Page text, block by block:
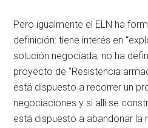
Pero igualmente el ELN ha
definición: tiene interés en
solución negociada, no ha
proyecto de “Resistencia
está dispuesto a recorrer un
negociaciones y si allí se
está dispuesto a abandonar la